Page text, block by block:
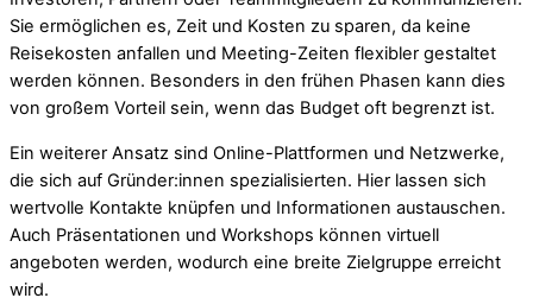
Sie ermöglichen es, Zeit und Kosten zu sparen, da keine
Reisekosten anfallen und Meeting-Zeiten flexibler gestaltet
werden können. Besonders in den frühen Phasen kann dies
von großem Vorteil sein, wenn das Budget oft begrenzt ist.
Ein weiterer Ansatz sind Online-Plattformen und Netzwerke,
die sich auf Gründer:innen spezialisierten. Hier lassen sich
wertvolle Kontakte knüpfen und Informationen austauschen.
Auch Präsentationen und Workshops können virtuell
angeboten werden, wodurch eine breite Zielgruppe erreicht
wird.